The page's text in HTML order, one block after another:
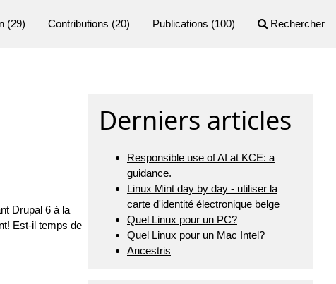
(29) Contributions (20) Publications (100) Rechercher
Drupal 6 à la
Est-il temps de
Derniers articles
Responsible use of AI at KCE: a
guidance.
Linux Mint day by day - utiliser la
carte d'identité électronique belge
Quel Linux pour un PC?
Quel Linux pour un Mac Intel?
Ancestris